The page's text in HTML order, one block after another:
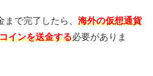
で完了したら、 海外の仮想通貨
インを送金する必要がありま